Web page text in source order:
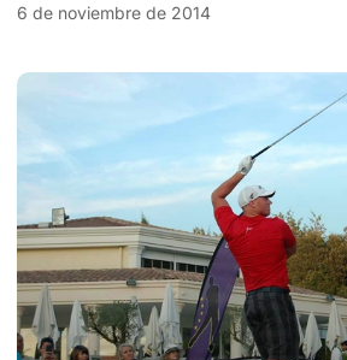
6 de noviembre de 2014